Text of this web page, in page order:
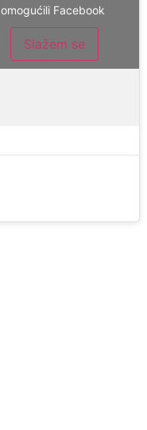
omogućili Facebook
Slažem se